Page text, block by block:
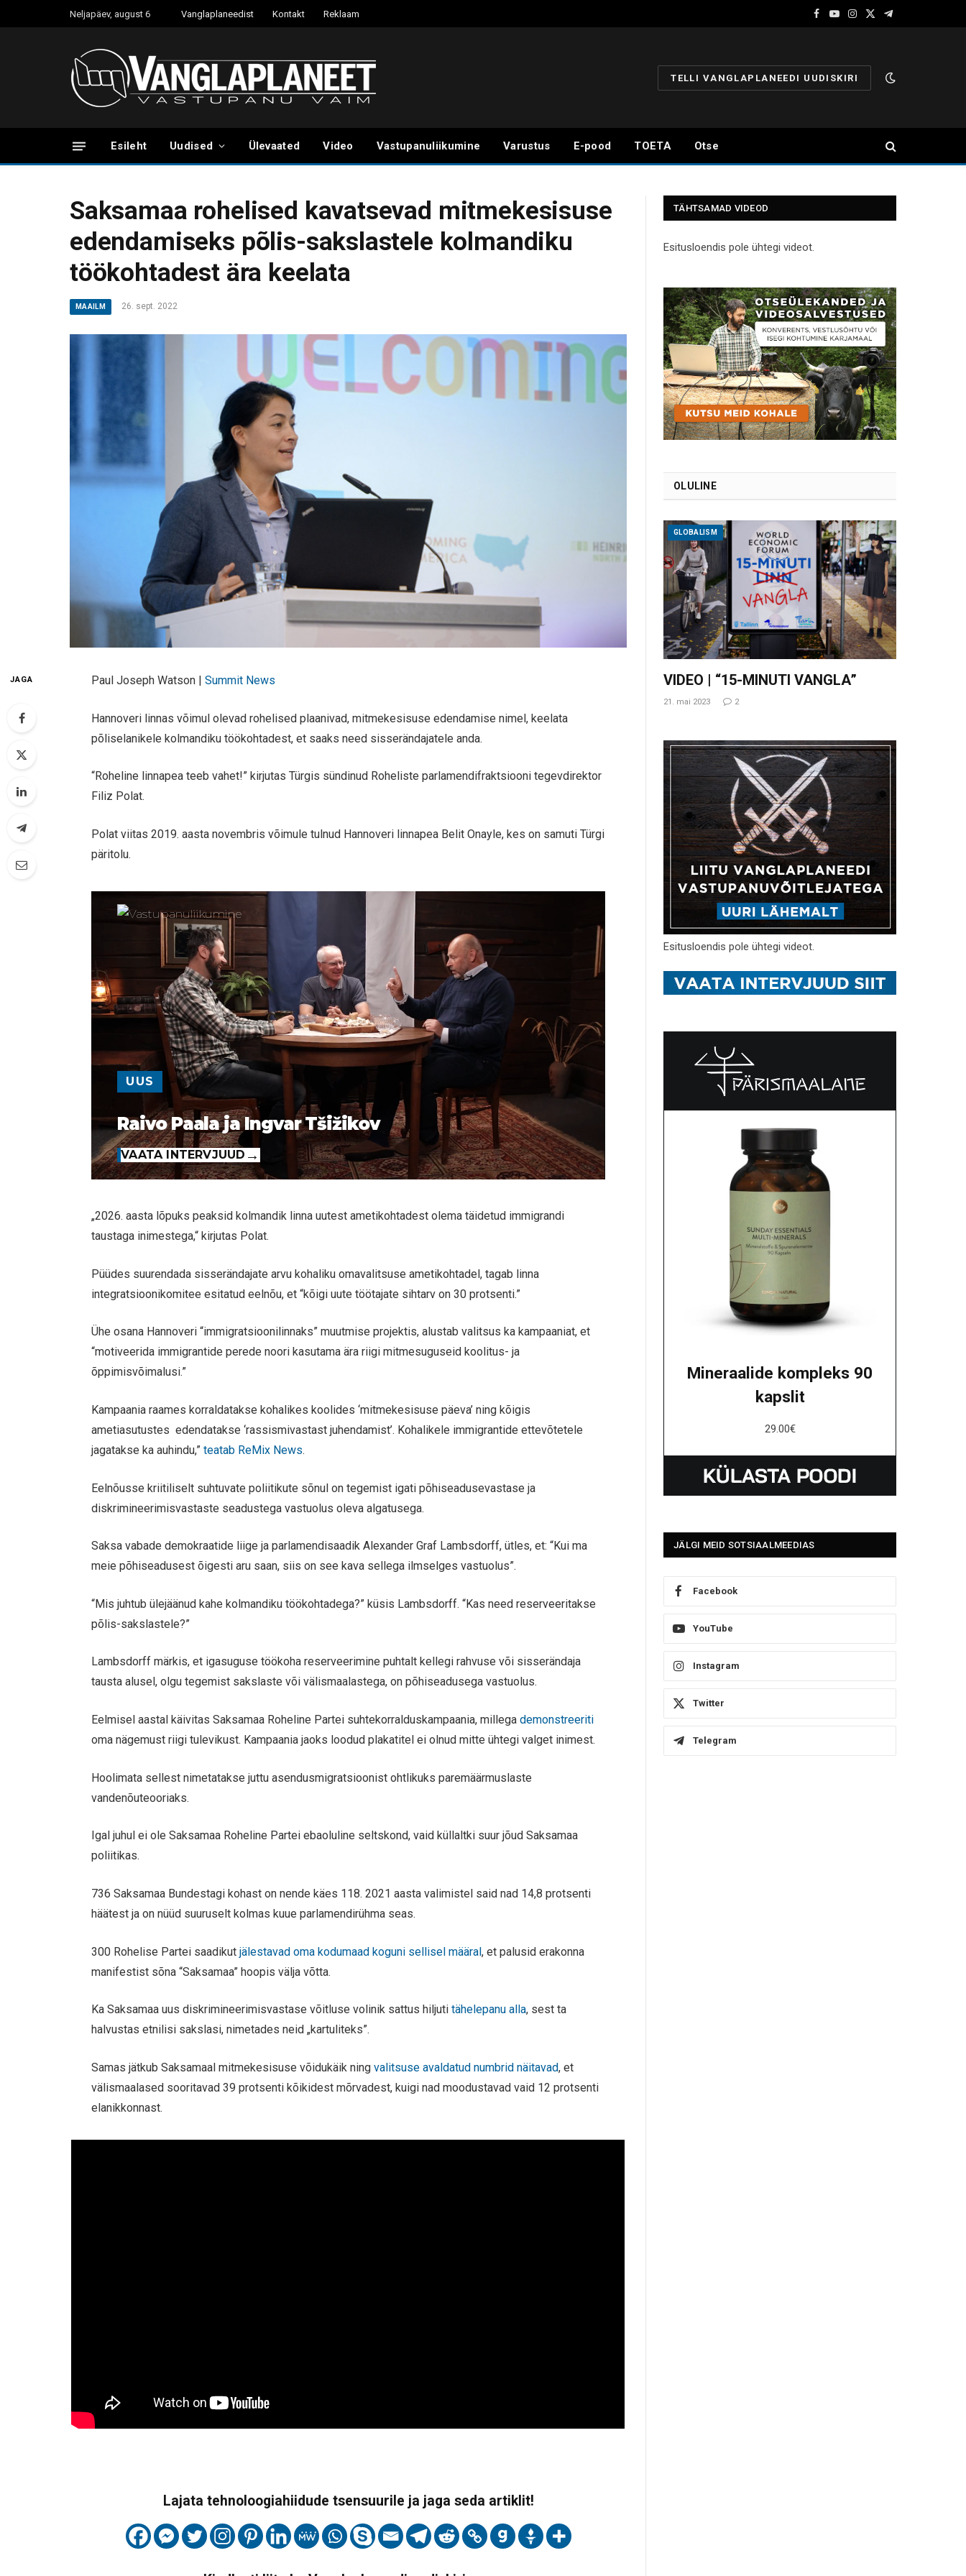
Neljapäev, august 6 Vanglaplaneedist Kontakt Reklaam
Facebook
YouTube
Instagram
X
Telegram
TELLI VANGLAPLANEEDI UUDISKIRI
Esileht Uudised Ülevaated Video Vastupanuliikumine Varustus E-pood TOETA Otse
Saksamaa rohelised kavatsevad mitmekesisuse
edendamiseks põlis-sakslastele kolmandiku
töökohtadest ära keelata
MAAILM 26. sept. 2022
JAGA Paul Joseph Watson |Summit News
Hannoveri linnas võimul olevad rohelised plaanivad, mitmekesisuse edendamise nimel, keelata
põliselanikele kolmandiku töökohtadest, et saaks need sisserändajatele anda.
“Roheline linnapea teeb vahet!” kirjutas Türgis sündinud Roheliste parlamendifraktsiooni tegevdirektor
Filiz Polat.
Polat viitas 2019. aasta novembris võimule tulnud Hannoveri linnapea Belit Onayle, kes on samuti Türgi
päritolu.
UUS
Raivo Paala ja Ingvar Tšižikov
VAATA INTERVJUUD
„2026. aasta lõpuks peaksid kolmandik linna uutest ametikohtadest olema täidetud immigrandi
taustaga inimestega,“ kirjutas Polat.
Püüdes suurendada sisserändajate arvu kohaliku omavalitsuse ametikohtadel, tagab linna
integratsioonikomitee esitatud eelnõu, et “kõigi uute töötajate sihtarv on 30 protsenti.”
Ühe osana Hannoveri “immigratsioonilinnaks” muutmise projektis, alustab valitsus ka kampaaniat, et
“motiveerida immigrantide perede noori kasutama ära riigi mitmesuguseid koolitus- ja
õppimisvõimalusi.”
Kampaania raames korraldatakse kohalikes koolides ‘mitmekesisuse päeva’ ning kõigis
ametiasutustes edendatakse ‘rassismivastast juhendamist’. Kohalikele immigrantide ettevõtetele
jagatakse ka auhindu,”teatab ReMix News.
Eelnõusse kriitiliselt suhtuvate poliitikute sõnul on tegemist igati põhiseadusevastase ja
diskrimineerimisvastaste seadustega vastuolus oleva algatusega.
Saksa vabade demokraatide liige ja parlamendisaadik Alexander Graf Lambsdorff, ütles, et: “Kui ma
meie põhiseadusest õigesti aru saan, siis on see kava sellega ilmselges vastuolus”.
“Mis juhtub ülejäänud kahe kolmandiku töökohtadega?” küsis Lambsdorff. “Kas need reserveeritakse
põlis-sakslastele?”
Lambsdorff märkis, et igasuguse töökoha reserveerimine puhtalt kellegi rahvuse või sisserändaja
tausta alusel, olgu tegemist sakslaste või välismaalastega, on põhiseadusega vastuolus.
Eelmisel aastal käivitas Saksamaa Roheline Partei suhtekorralduskampaania, millegademonstreeriti
oma nägemust riigi tulevikust. Kampaania jaoks loodud plakatitel ei olnud mitte ühtegi valget inimest.
Hoolimata sellest nimetatakse juttu asendusmigratsioonist ohtlikuks paremäärmuslaste
vandenõuteooriaks.
Igal juhul ei ole Saksamaa Roheline Partei ebaoluline seltskond, vaid küllaltki suur jõud Saksamaa
poliitikas.
736 Saksamaa Bundestagi kohast on nende käes 118. 2021 aasta valimistel said nad 14,8 protsenti
häätest ja on nüüd suuruselt kolmas kuue parlamendirühma seas.
300 Rohelise Partei saadikutjälestavad oma kodumaad koguni sellisel määral, et palusid erakonna
manifestist sõna “Saksamaa” hoopis välja võtta.
Ka Saksamaa uus diskrimineerimisvastase võitluse volinik sattus hiljutitähelepanu alla, sest ta
halvustas etnilisi sakslasi, nimetades neid „kartuliteks”.
Samas jätkub Saksamaal mitmekesisuse võidukäik ningvalitsuse avaldatud numbrid näitavad, et
välismaalased sooritavad 39 protsenti kõikidest mõrvadest, kuigi nad moodustavad vaid 12 protsenti
elanikkonnast.
Lajata tehnoloogiahiidude tsensuurile ja jaga seda artiklit!
TÄHTSAMAD VIDEOD
Esitusloendis pole ühtegi videot.
OLULINE
GLOBALISM
VIDEO | “15-MINUTI VANGLA”
21. mai 2023 2
Esitusloendis pole ühtegi videot.
Mineraalide kompleks 90
kapslit
29.00€
JÄLGI MEID SOTSIAALMEEDIAS
Facebook
YouTube
Instagram
Twitter
Telegram